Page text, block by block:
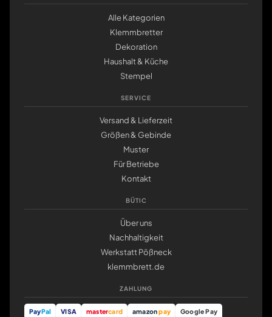
Alle Kategorien
Klemmbretter
Dekoration
Haushalt & Küche
Stempel
SERVICE
Versand & Lieferzeit
Größen & Gebinde
Muster
Für Betriebe
Kontakt
BÜTIC
Über uns
Nachhaltigkeit
Werkstatt Pößneck
klemmbrett.de
ZAHLUNG
PayPal VISA mastercard amazonpay Google Pay